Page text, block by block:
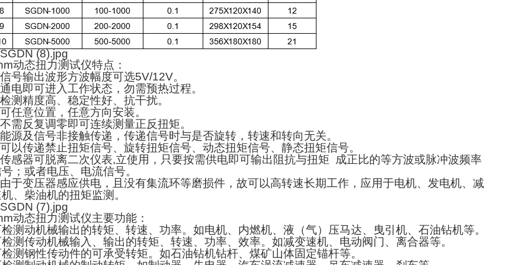
动态扭力测试仪特点：
号输出波形方波幅度可选5V/12V。
电即可进入工作状态，勿需预热过程。
测精度高、稳定性好、抗干扰。
任意位置，任意方向安装。
需反复调零即可连续测量正反扭矩。
源及信号非接触传递，传递信号时与是否旋转，转速和转向无关。
以传递禁止扭矩信号、旋转扭矩信号、动态扭矩信号、静态扭矩信号。
感器可脱离二次仪表,立使用，只要按需供电即可输出阻抗与扭矩 成正比的等方波或脉冲波频率
；或者电压、电流信号。
于变压器感应供电，且没有集流环等磨损件，故可以高转速长期工作，应用于电机、发电机、减
、柴油机的扭矩监测。
动态扭力测试仪主要功能：
测动机械输出的转矩、转速、功率。如电机、内燃机、液（气）压马达、曳引机、石油钻机等。
测传动机械输入、输出的转矩、转速、功率、效率。如减变速机、电动阀门、离合器等。
测钢性传动件的可承受转矩。如石油钻机钻杆、煤矿山体固定锚杆等。